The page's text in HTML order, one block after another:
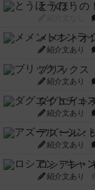
とうほうの！
メメントオ
紹介文あり
ブリックス
紹介文あり
ダグエイト
紹介文あり
アズール：
紹介文あり
ロシアン・
紹介文あり